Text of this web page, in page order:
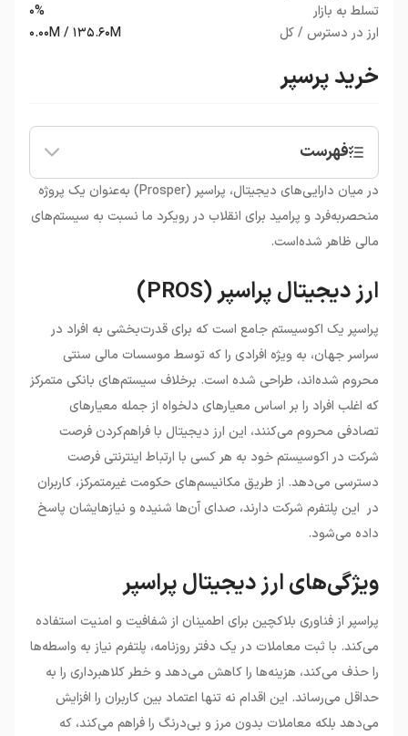
خرید پرسپر
فهرست
• ارز دیجیتال پراسپر (PROS)
• ویژگی‌های ارز دیجیتال پراسپر
در میان دارایی‌های دیجیتال، پراسپر (Prosper) به‌عنوان یک پروژه
منحصربه‌فرد و پرامید برای انقلاب در رویکرد ما نسبت به سیستم‌های
مالی ظاهر شده‌است.
ارز دیجیتال پراسپر (PROS)
پراسپر یک اکوسیستم جامع است که برای قدرت‌بخشی به افراد در
سراسر جهان، به ویژه افرادی را که توسط موسسات مالی سنتی
محروم شده‌اند، طراحی شده است. برخلاف سیستم‌های بانکی متمرکز
که اغلب افراد را بر اساس معیارهای دلخواه از جمله معیارهای
تصادفی محروم می‌کنند، این ارز دیجیتال با فراهم‌‌کردن فرصت
شرکت در اکوسیستم خود به هر کسی با ارتباط اینترنتی فرصت
دسترسی می‌دهد. از طریق مکانیسم‌های حکومت غیرمتمرکز، کاربران
در این پلتفرم شرکت دارند، صدای آن‌ها شنیده و نیازهایشان پاسخ
داده می‌شود.
ویژگی‌های ارز دیجیتال پراسپر
پراسپر از فناوری بلاکچین برای اطمینان از شفافیت و امنیت استفاده
می‌کند. با ثبت معاملات در یک دفتر روزنامه، پلتفرم نیاز به واسطه‌ها
را حذف می‌کند، هزینه‌ها را کاهش می‌دهد و خطر کلاهبرداری را به
حداقل می‌رساند. این اقدام نه تنها اعتماد بین کاربران را افزایش
می‌دهد بلکه معاملات بدون مرز و بی‌درنگ را فراهم می‌کند، که
تسلط به بازار
۰%
ارز در دسترس / کل
۰.۰۰M / ۱۳۵.۶۰M